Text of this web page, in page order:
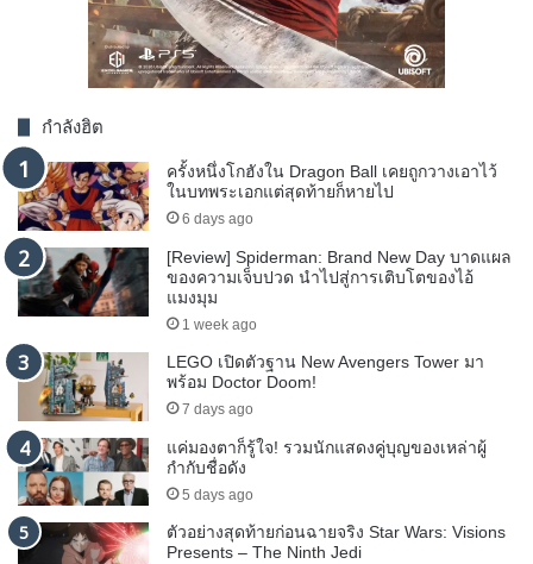
กำลังฮิต
ครั้งหนึ่งโกฮังใน Dragon Ball เคยถูกวางเอาไว้
ในบทพระเอกแต่สุดท้ายก็หายไป
6 days ago
[Review] Spiderman: Brand New Day บาดแผล
ของความเจ็บปวด นำไปสู่การเติบโตของไอ้
แมงมุม
1 week ago
LEGO เปิดตัวฐาน New Avengers Tower มา
พร้อม Doctor Doom!
7 days ago
แค่มองตาก็รู้ใจ! รวมนักแสดงคู่บุญของเหล่าผู้
กำกับชื่อดัง
5 days ago
ตัวอย่างสุดท้ายก่อนฉายจริง Star Wars: Visions
Presents – The Ninth Jedi